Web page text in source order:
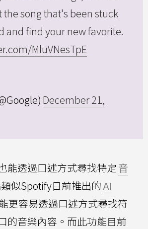
the song that's been stuck
and find your new favorite.
MluVNesTpE
December 21,
能透過口述方式尋找特定 音
似Spotify日前推出的AI
更容易透過口述方式尋找符
的音樂內容。而此功能目前